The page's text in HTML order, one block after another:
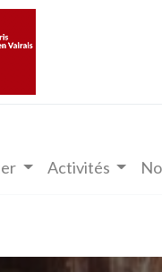
Activités